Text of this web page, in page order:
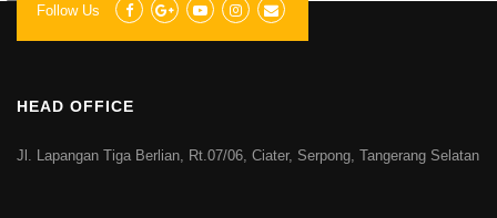
Follow Us
HEAD OFFICE
Jl. Lapangan Tiga Berlian, Rt.07/06, Ciater, Serpong, Tangerang Selatan